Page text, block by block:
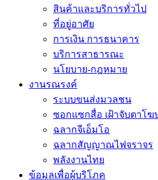
สินค้าและบริการทั่วไป
ที่อยู่อาศัย
การเงิน การธนาคาร
บริการสาธารณะ
นโยบาย-กฎหมาย
งานรณรงค์
ระบบขนส่งมวลชน
ซอกแซกสื่อ เฝ้าจับตาโฆ
ฉลากจีเอ็มโอ
ฉลากสัญญาณไฟจราจร
พลังงานไทย
ข้อมูลเพื่อผู้บริโภค